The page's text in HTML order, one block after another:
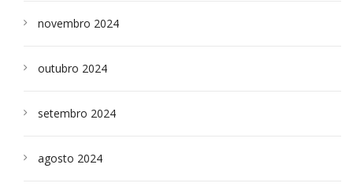
novembro 2024
outubro 2024
setembro 2024
agosto 2024